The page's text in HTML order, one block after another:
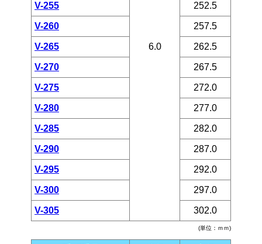
(単位：ｍｍ)
6.0
V-255 252.5
V-260 257.5
V-265 262.5
V-270 267.5
V-275 272.0
V-280 277.0
V-285 282.0
V-290 287.0
V-295 292.0
V-300 297.0
V-305 302.0